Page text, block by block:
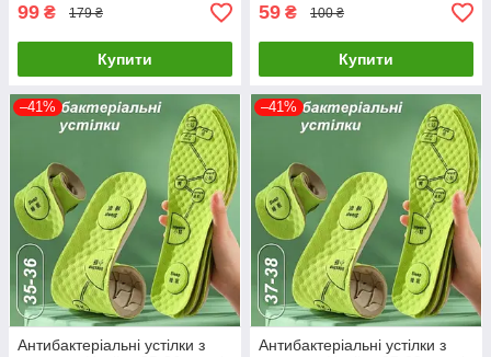
99 ₴ 179 ₴
Купити
59 ₴ 100 ₴
Купити
–41%
Антибактеріальні устілки з
–41%
Антибактеріальні устілки з